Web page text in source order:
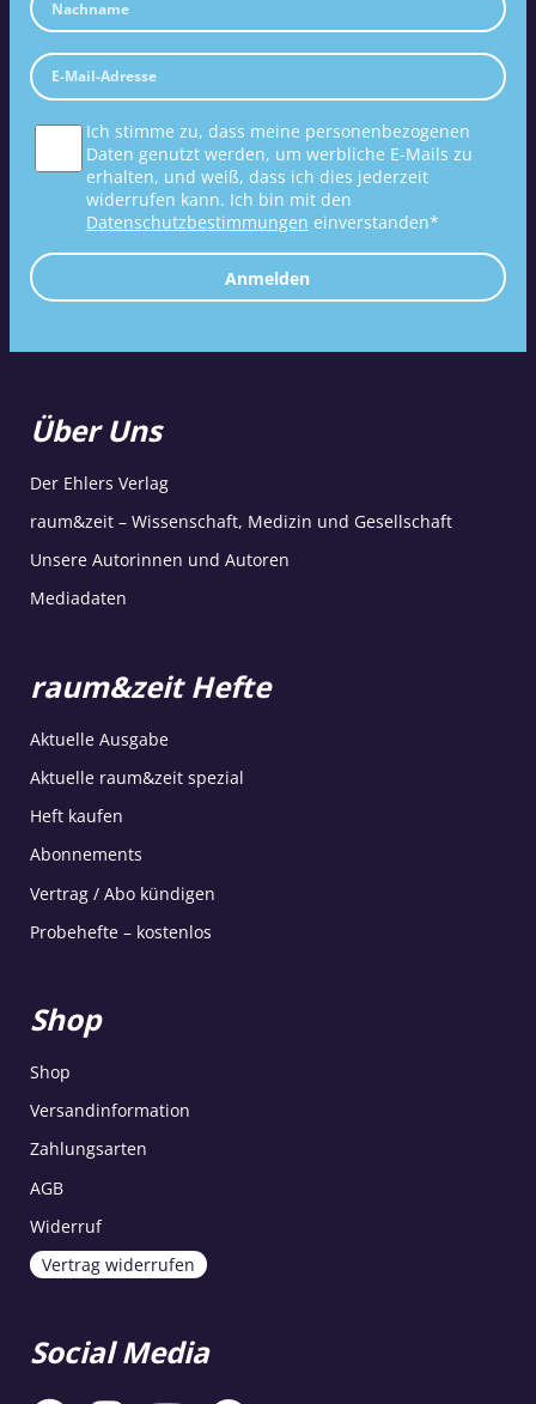
Ich stimme zu, dass meine personenbezogenen
Daten genutzt werden, um werbliche E-Mails zu
erhalten, und weiß, dass ich dies jederzeit
widerrufen kann. Ich bin mit den
Datenschutzbestimmungen einverstanden*
Anmelden
Über Uns
Der Ehlers Verlag
raum&zeit – Wissenschaft, Medizin und Gesellschaft
Unsere Autorinnen und Autoren
Mediadaten
raum&zeit Hefte
Aktuelle Ausgabe
Aktuelle raum&zeit spezial
Heft kaufen
Abonnements
Vertrag / Abo kündigen
Probehefte – kostenlos
Shop
Shop
Versandinformation
Zahlungsarten
AGB
Widerruf
Vertrag widerrufen
Social Media